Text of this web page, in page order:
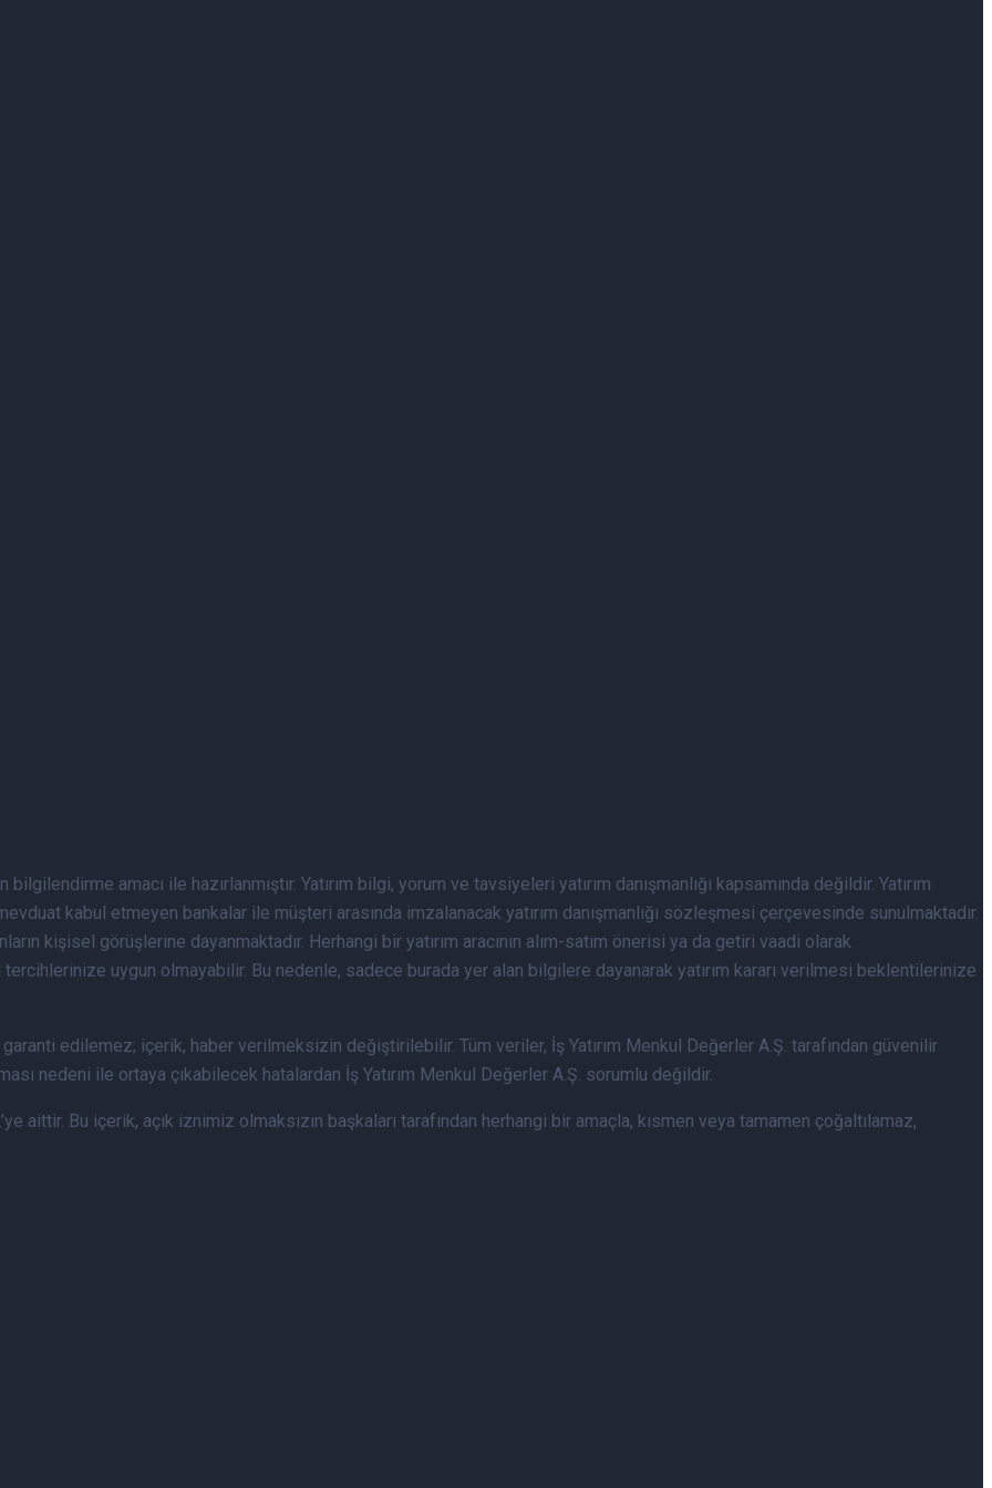
amacı ile hazırlanmıştır. Yatırım bilgi, yorum ve tavsiyeleri yatırım danışmanlığı kapsamında değildir. Yatırım
kabul etmeyen bankalar ile müşteri arasında imzalanacak yatırım danışmanlığı sözleşmesi çerçevesinde sunulmaktadır.
kişisel görüşlerine dayanmaktadır. Herhangi bir yatırım aracının alım-satım önerisi ya da getiri vaadi olarak
uygun olmayabilir. Bu nedenle, sadece burada yer alan bilgilere dayanarak yatırım kararı verilmesi beklentilerinize
edilemez; içerik, haber verilmeksizin değiştirilebilir. Tüm veriler, İş Yatırım Menkul Değerler A.Ş. tarafından güvenilir
nedeni ile ortaya çıkabilecek hatalardan İş Yatırım Menkul Değerler A.Ş. sorumlu değildir.
aittir. Bu içerik, açık iznimiz olmaksızın başkaları tarafından herhangi bir amaçla, kısmen veya tamamen çoğaltılamaz,